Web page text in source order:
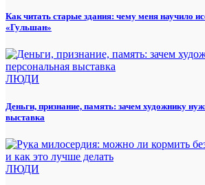
Как читать старые здания: чему меня научило
«Гульшан»
ЛЮДИ
Деньги, признание, память: зачем художнику
выставка
ЛЮДИ